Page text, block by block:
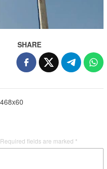
SHARE
Required fields are marked *